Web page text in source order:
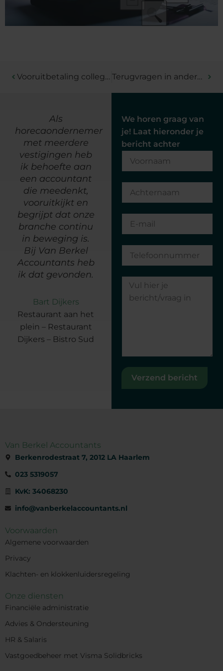
Vooruitbetaling collegegeld ter verkrijging verblijfsvergunning Terugvragen in andere lidstaat betaalde omzetbelasting
We horen graag van
je! Laat hieronder je
bericht achter
Verzend bericht
Als
horecaondernemer
met meerdere
vestigingen heb
ik behoefte aan
een accountant
die meedenkt,
vooruitkijkt en
begrijpt dat onze
branche continu
in beweging is.
Bij Van Berkel
Accountants heb
ik dat gevonden.
Bart Dijkers
Restaurant aan het
plein – Restaurant
Dijkers – Bistro Sud
"Wij zijn al meer
dan 30 jaar een
tevreden klant bij
Accountants.
en een
persoonlijk
contact zorgen
hiervoor."
Richard van den
Heuvel
Van den Heuvel P
en R Holding b.v.
Van Berkel Accountants
Berkenrodestraat 7, 2012 LA Haarlem
023 5319057
KvK: 34068230
info@vanberkelaccountants.nl
Voorwaarden
Algemene voorwaarden
Privacy
Klachten- en klokkenluidersregeling
Onze diensten
Financiële administratie
Advies & Ondersteuning
HR & Salaris
Vastgoedbeheer met Visma Solidbricks